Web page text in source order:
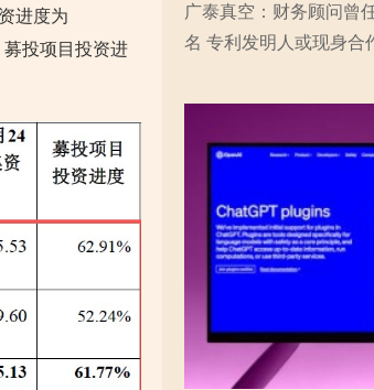
进度为
投项目投资进
广泰真空：财务顾问曾
名 专利发明人或现身合